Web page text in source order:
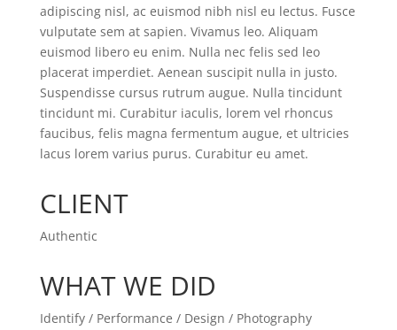
adipiscing nisl, ac euismod nibh nisl eu lectus. Fusce
vulputate sem at sapien. Vivamus leo. Aliquam
euismod libero eu enim. Nulla nec felis sed leo
placerat imperdiet. Aenean suscipit nulla in justo.
Suspendisse cursus rutrum augue. Nulla tincidunt
tincidunt mi. Curabitur iaculis, lorem vel rhoncus
faucibus, felis magna fermentum augue, et ultricies
lacus lorem varius purus. Curabitur eu amet.
CLIENT
Authentic
WHAT WE DID
Identify / Performance / Design / Photography